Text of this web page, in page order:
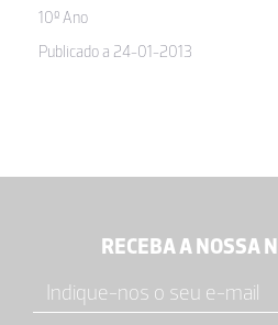
10º Ano
Publicado a 24-01-2013
RECEBA A NOSSA